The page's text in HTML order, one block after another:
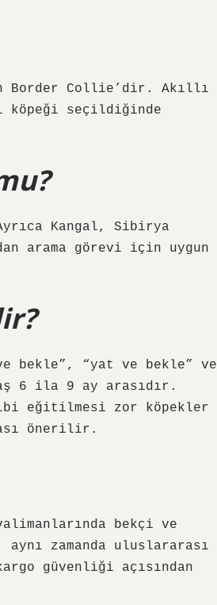
Border Collie’dir. Akıllı
köpeği seçildiğinde
Kangal, Sibirya
arama görevi için uygun
bekle”, “yat ve bekle” ve
6 ila 9 ay arasıdır.
gibi eğitilmesi zor köpekler
önerilir.
bekçi ve
zamanda uluslararası
güvenliği açısından